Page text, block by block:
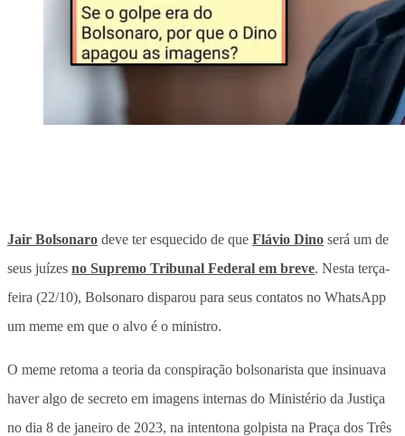
Jair Bolsonaro deve ter esquecido de que Flávio Dino será um de
seus juízes no Supremo Tribunal Federal em breve. Nesta terça-
feira (22/10), Bolsonaro disparou para seus contatos no WhatsApp
um meme em que o alvo é o ministro.
O meme retoma a teoria da conspiração bolsonarista que insinuava
haver algo de secreto em imagens internas do Ministério da Justiça
no dia 8 de janeiro de 2023, na intentona golpista na Praça dos Três